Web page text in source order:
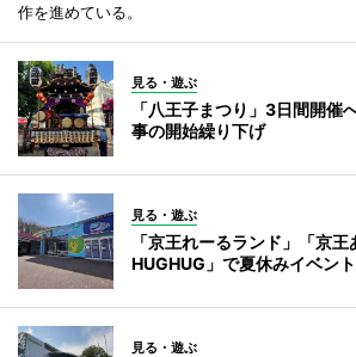
作を進めている。
見る・遊ぶ
「八王子まつり」3日間開
事の開始繰り下げ
見る・遊ぶ
「京王れーるランド」「京
HUGHUG」で夏休みイベント
見る・遊ぶ